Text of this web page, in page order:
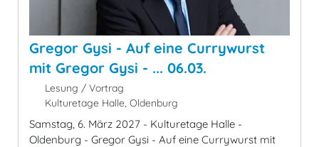
Gregor Gysi - Auf eine Currywurst
mit Gregor Gysi - ... 06.03.
Lesung / Vortrag
Kulturetage Halle, Oldenburg
Samstag, 6. März 2027 - Kulturetage Halle -
Oldenburg - Gregor Gysi - Auf eine Currywurst mit